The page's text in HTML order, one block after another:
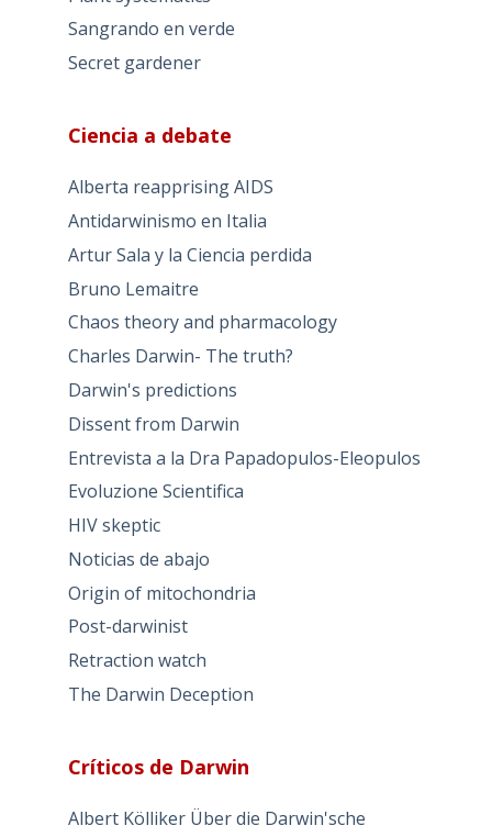
Sangrando en verde
Secret gardener
Ciencia a debate
Alberta reapprising AIDS
Antidarwinismo en Italia
Artur Sala y la Ciencia perdida
Bruno Lemaitre
Chaos theory and pharmacology
Charles Darwin- The truth?
Darwin's predictions
Dissent from Darwin
Entrevista a la Dra Papadopulos-Eleopulos
Evoluzione Scientifica
HIV skeptic
Noticias de abajo
Origin of mitochondria
Post-darwinist
Retraction watch
The Darwin Deception
Críticos de Darwin
Albert Kölliker Über die Darwin'sche